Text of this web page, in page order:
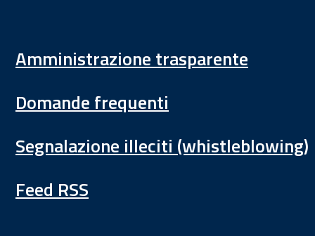
Amministrazione trasparente
Domande frequenti
Segnalazione illeciti (whistleblowing)
Feed RSS